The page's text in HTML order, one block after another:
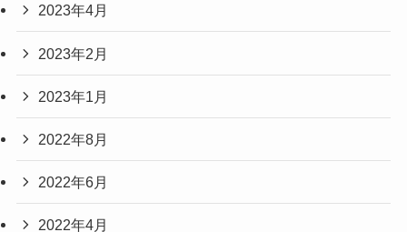
2023年4月
2023年2月
2023年1月
2022年8月
2022年6月
2022年4月